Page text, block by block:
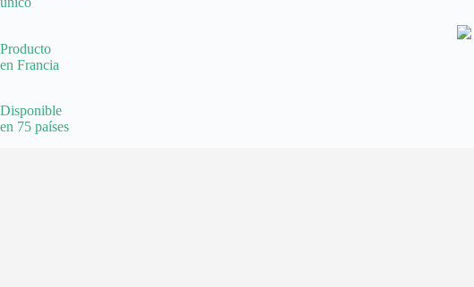
Producto
en Francia
Disponible
en 75 países